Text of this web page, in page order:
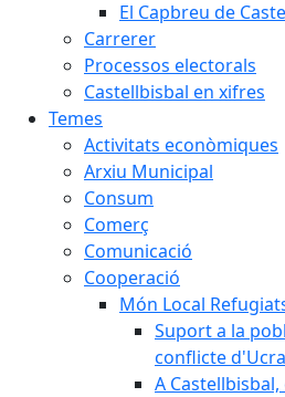
El Capbreu de
Carrerer
Processos electorals
Castellbisbal en xifres
Temes
Activitats econòmiques
Arxiu Municipal
Consum
Comerç
Comunicació
Cooperació
Món Local
Suport a la
conflicte
A